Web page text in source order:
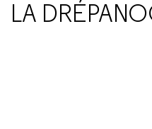
LA